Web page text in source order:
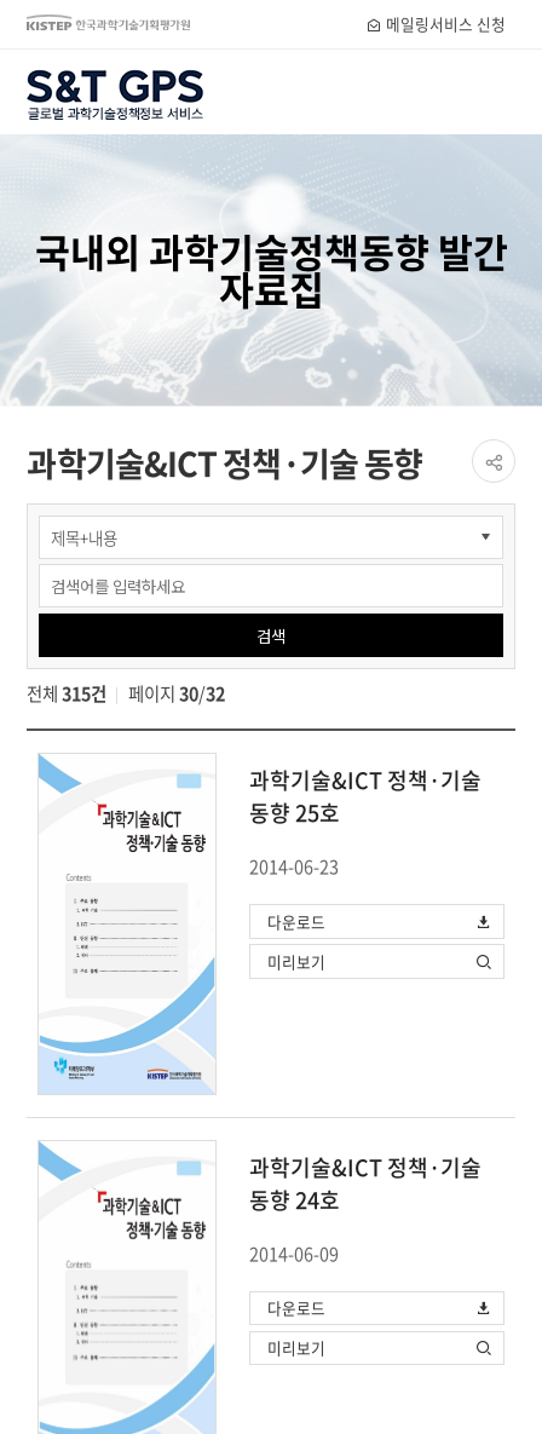
S&T GPS
메일링서비스 신청
국내외 과학기술정책동향 발간
자료집
과학기술&ICT 정책·기술 동향
페이지
공유
share
간행물
과학기술
&ICT
정책
기술
동향
검색
검색
전체315건 페이지30/32
과학기술&ICT 정책·기술
동향 25호
2014-06-23
다운로드
미리보기
과학기술&ICT 정책·기술
동향 24호
2014-06-09
다운로드
미리보기